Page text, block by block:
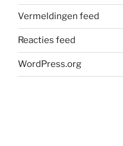
Vermeldingen feed
Reacties feed
WordPress.org